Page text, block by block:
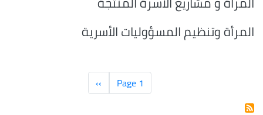
المرأة وتنظيم المسؤوليات الأسرية
Page 1 الصفحة
التالية
››